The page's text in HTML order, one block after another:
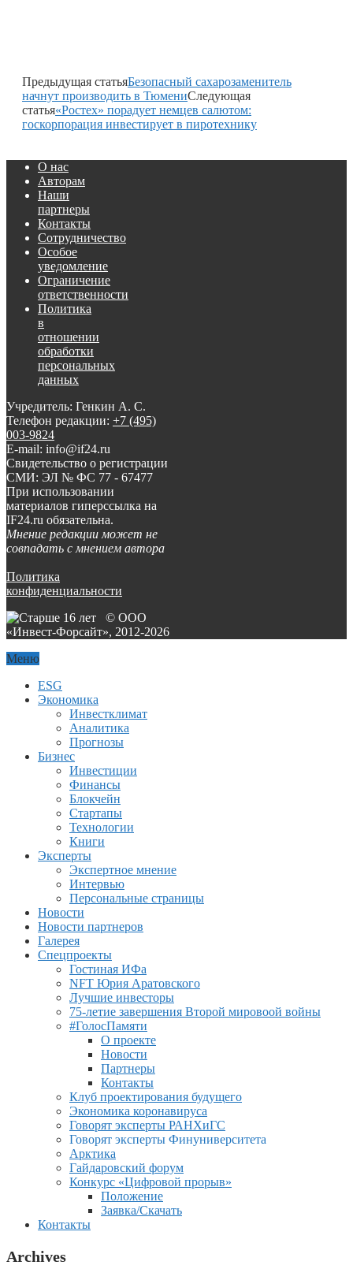
Предыдущая статьяБезопасный сахарозаменитель
начнут производить в ТюмениСледующая
статья«Ростех» порадует немцев салютом:
госкорпорация инвестирует в пиротехнику
О нас
Авторам
Наши
партнеры
Контакты
Сотрудничество
Особое
уведомление
Ограничение
ответственности
Политика
в
отношении
обработки
персональных
данных
Учредитель: Генкин А. С.
Телефон редакции: +7 (495)
003-9824
E-mail: info@if24.ru
Свидетельство о регистрации
СМИ: ЭЛ № ФС 77 - 67477
При использовании
материалов гиперссылка на
IF24.ru обязательна.
Мнение редакции может не
совпадать с мнением автора
Политика
конфиденциальности
© ООО
«Инвест-Форсайт», 2012-2026
Меню
ESG
Экономика
Инвестклимат
Аналитика
Прогнозы
Бизнес
Инвестиции
Финансы
Блокчейн
Стартапы
Технологии
Книги
Эксперты
Экспертное мнение
Интервью
Персональные страницы
Новости
Новости партнеров
Галерея
Спецпроекты
Гостиная ИФа
NFT Юрия Аратовского
Лучшие инвесторы
75-летие завершения Второй мировоой войны
#ГолосПамяти
О проекте
Новости
Партнеры
Контакты
Клуб проектирования будущего
Экономика коронавируса
Говорят эксперты РАНХиГС
Говорят эксперты Финуниверситета
Арктика
Гайдаровский форум
Конкурс «Цифровой прорыв»
Положение
Заявка/Скачать
Контакты
Archives